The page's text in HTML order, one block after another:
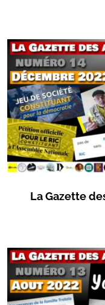
La Gazette